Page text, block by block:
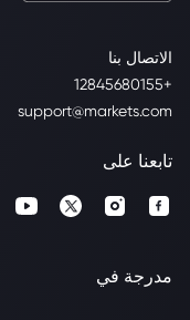
الاتصال بنا
+12845680155
support@markets.com
تابعنا على
مدرجة في